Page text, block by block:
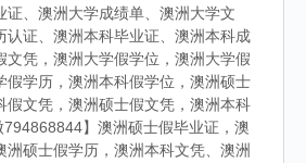
证、澳洲大学成绩单、澳洲大学文
认证、澳洲本科毕业证、澳洲本科成
文凭，澳洲大学假学位，澳洲大学假
假学历，澳洲本科假学位，澳洲硕士
假文凭，澳洲硕士假文凭，澳洲本科
】澳洲硕士假毕业证，澳
洲硕士假学历，澳洲本科文凭、澳洲